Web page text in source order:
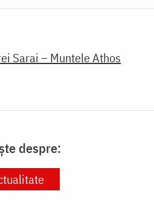
Sarai – Muntele Athos
despre: